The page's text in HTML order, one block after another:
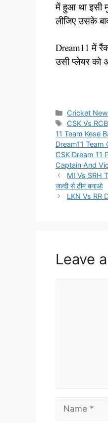
में हुआ था इसी
लीजिए उसके
Dream11 में
उसी प्लेयर को
Categories
Cricket
Tags
CSK Vs
11 Team Kese
Dream11
CSK Dream 11
Captain And
MI Vs SRH
जल्दी से टीम बनाओ
LKN Vs RR
Leave
Name